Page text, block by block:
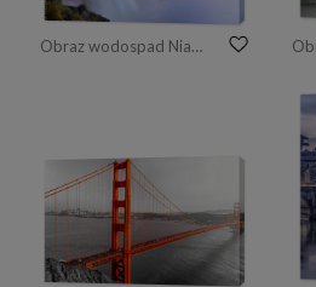
Obraz wodospad Niagara w kolorach